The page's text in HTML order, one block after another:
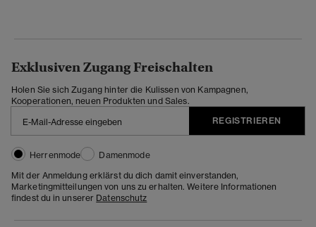
Exklusiven Zugang Freischalten
Holen Sie sich Zugang hinter die Kulissen von Kampagnen,
Kooperationen, neuen Produkten und Sales.
REGISTRIEREN
Herrenmode
Damenmode
Mit der Anmeldung erklärst du dich damit einverstanden,
Marketingmitteilungen von uns zu erhalten. Weitere Informationen
findest du in unserer Datenschutz